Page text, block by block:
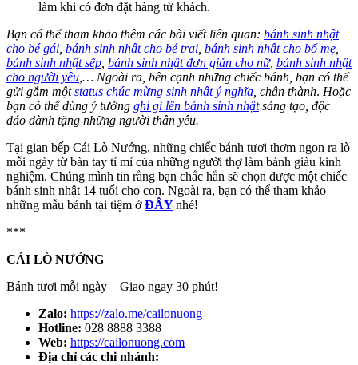
làm khi có đơn đặt hàng từ khách.
Bạn có thể tham khảo thêm các bài viết liên quan: bánh sinh nhật
cho bé gái bánh sinh nhật cho bé trai bánh sinh nhật cho bố mẹ
bánh sinh nhật sếp bánh sinh nhật đơn giản cho nữ, bánh sinh nhật
cho người yêu ,… Ngoài ra, bên cạnh những chiếc bánh, bạn có thể
gửi gắm mộtstatus chúc mừng sinh nhật ý nghĩa , chân thành. Hoặc
bạn có thể dùng ý tưởng ghi gì lên bánh sinh nhậtsáng tạo, độc
đáo dành tặng những người thân yêu.
Tại gian bếp Cái Lò Nướng, những chiếc bánh tươi thơm ngon ra lò
mỗi ngày từ bàn tay tỉ mỉ của những người thợ làm bánh giàu kinh
nghiệm. Chúng mình tin rằng bạn chắc hẳn sẽ chọn được một chiếc
bánh sinh nhật 14 tuổi cho con. Ngoài ra, bạn có thể tham khảo
những mẫu bánh tại tiệm ởĐÂY nhé!
***
CÁI LÒ NƯỚNG
Bánh tươi mỗi ngày – Giao ngay 30 phút!
Zalo: https://zalo.me/cailonuong
Hotline: 028 8888 3388
Web: https://cailonuong.com
Địa chỉ các chi nhánh: